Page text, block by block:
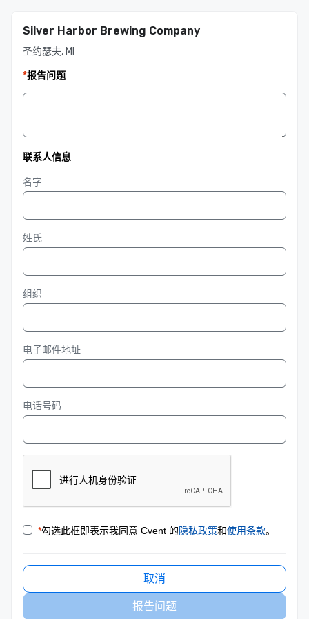
Silver Harbor Brewing Company
圣约瑟夫, MI
*报告问题
联系人信息
名字
姓氏
组织
电子邮件地址
电话号码
*勾选此框即表示我同意 Cvent 的隐私政策和使用条款。
取消
报告问题